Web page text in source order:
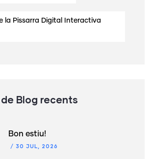
la Pissarra Digital Interactiva
Blog recents
Bon estiu!
/ 30 JUL, 2026